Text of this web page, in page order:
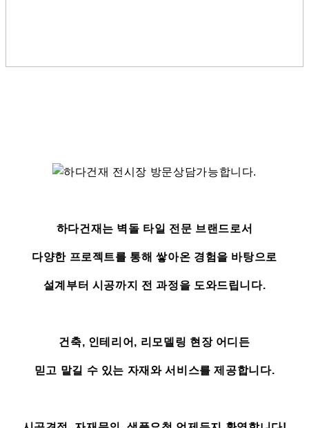
하다건재는 벽돌 타일 전문 브랜드로서
다양한 프로젝트를 통해 쌓아온 경험을 바탕으로
설계부터 시공까지 전 과정을 도와드립니다.
건축, 인테리어, 리모델링 현장 어디든
믿고 맡길 수 있는 자재와 서비스를 제공합니다.